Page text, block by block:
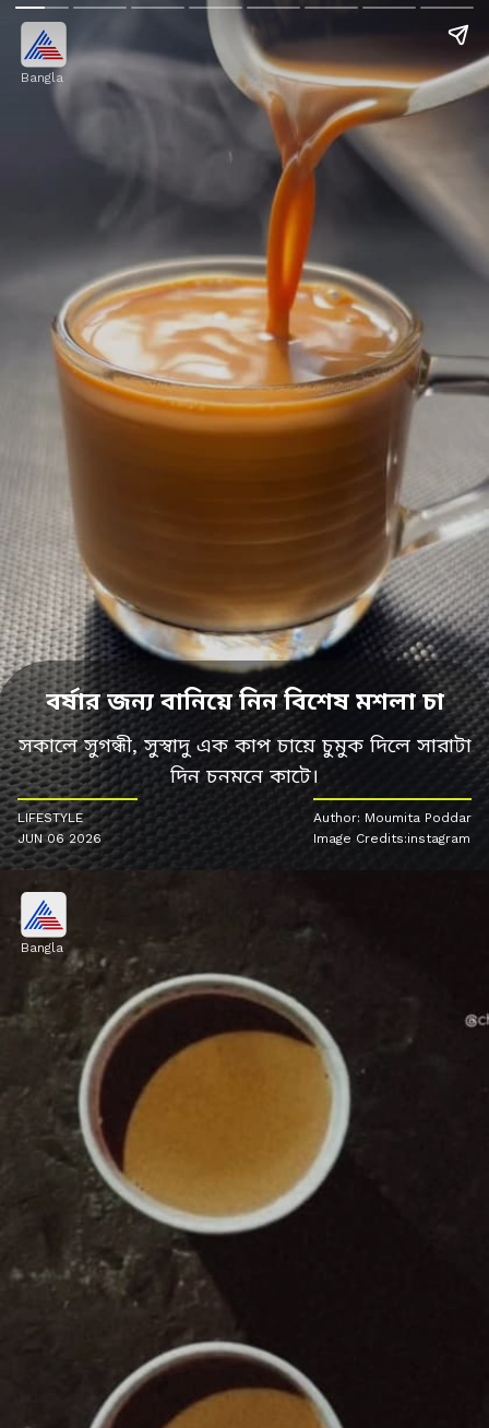
Bangla
বর্ষার জন্য বানিয়ে নিন বিশেষ মশলা চা
সকালে সুগন্ধী, সুস্বাদু এক কাপ চায়ে চুমুক দিলে সারাটা
দিন চনমনে কাটে।
LIFESTYLE
JUN 06 2026
Author: Moumita Poddar
Image Credits:instagram
Bangla